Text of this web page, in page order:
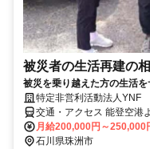
被災者の生活再建の
被災を乗り越えた方の生活
特定非営利活動法人YNF
交通・アクセス 能登空港
月給200,000円～250,000
石川県珠洲市